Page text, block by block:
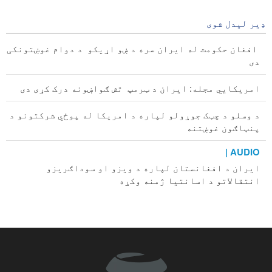
ډیر لیدل شوی
افغان حکومت له ایران سره د ښو اړیکو د دوام غوښتونکی
دی
امریکايي مجله: ایران د ټرمپ تش ګواښونه درک کړی دی
د وسلو د چټک جوړولو لپاره د امریکا له پوځي شرکتونو د
پنټاګون غوښتنه
AUDIO |
ایران د افغانستان لپاره د ویزو او سوداګریزو
انتقالاتو د اسانتیا ژمنه وکړه
د افغانستان د نورستان چارواکو له سیلاب ځپلو سره د